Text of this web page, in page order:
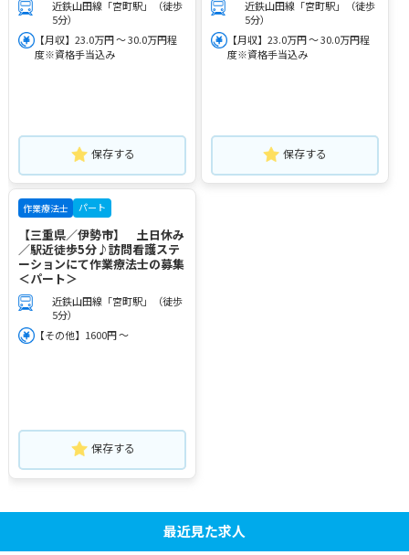
近鉄山田線「宮町駅」（徒歩
5分）
【月収】23.0万円 ～ 30.0万円程
度※資格手当込み
保存する
近鉄山田線「宮町駅」（徒歩
5分）
【月収】23.0万円 ～ 30.0万円程
度※資格手当込み
保存する
作業療法士 パート
【三重県／伊勢市】 土日休み
／駅近徒歩5分♪訪問看護ステ
ーションにて作業療法士の募集
＜パート＞
近鉄山田線「宮町駅」（徒歩
5分）
【その他】1600円 ～
保存する
最近見た求人